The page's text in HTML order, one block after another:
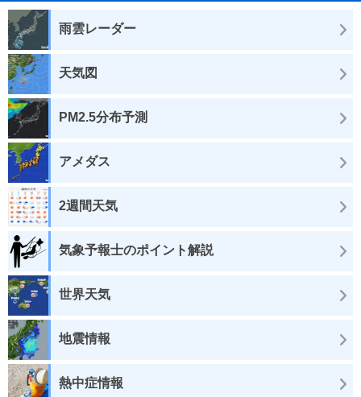
雨雲レーダー
天気図
PM2.5分布予測
アメダス
2週間天気
気象予報士のポイント解説
世界天気
地震情報
熱中症情報